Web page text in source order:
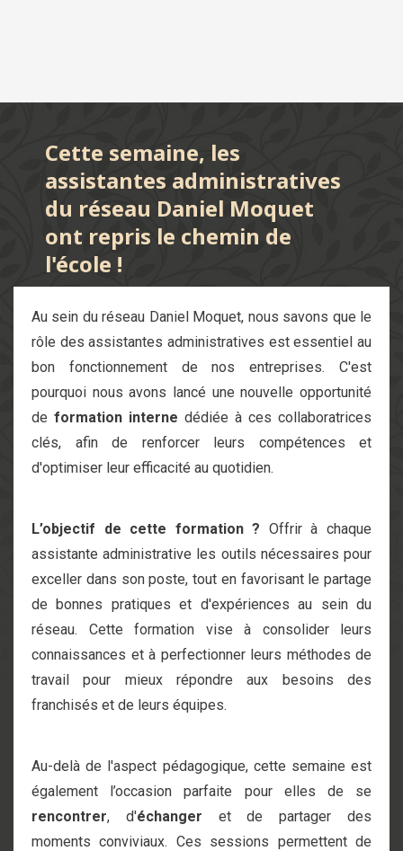
Cette semaine, les
assistantes administratives
du réseau Daniel Moquet
ont repris le chemin de
l'école !
Au sein du réseau Daniel Moquet, nous savons que le
rôle des assistantes administratives est essentiel au
bon fonctionnement de nos entreprises. C'est
pourquoi nous avons lancé une nouvelle opportunité
de formation interne dédiée à ces collaboratrices
clés, afin de renforcer leurs compétences et
d'optimiser leur efficacité au quotidien.
L’objectif de cette formation ? Offrir à chaque
assistante administrative les outils nécessaires pour
exceller dans son poste, tout en favorisant le partage
de bonnes pratiques et d'expériences au sein du
réseau. Cette formation vise à consolider leurs
connaissances et à perfectionner leurs méthodes de
travail pour mieux répondre aux besoins des
franchisés et de leurs équipes.
Au-delà de l'aspect pédagogique, cette semaine est
également l’occasion parfaite pour elles de se
rencontrer, d'échanger et de partager des
moments conviviaux. Ces sessions permettent de